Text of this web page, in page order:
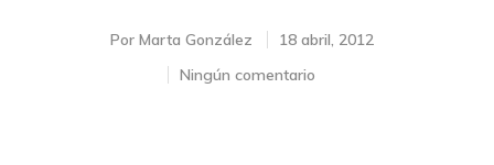
Por Marta González
18 abril, 2012
Ningún comentario